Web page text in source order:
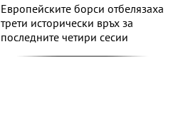
Европейските борси отбелязаха
трети исторически връх за
последните четири сесии